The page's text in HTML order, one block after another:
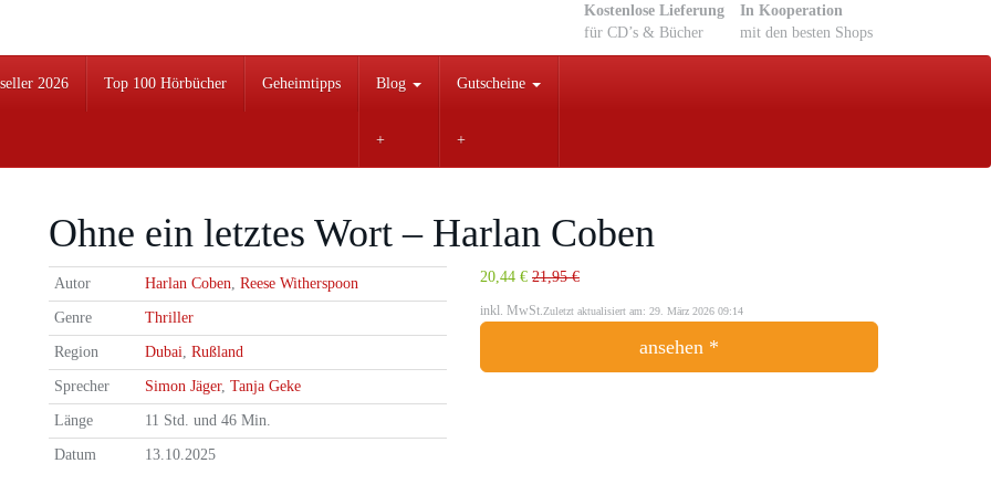
Kostenlose Lieferung
für CD’s & Bücher
In Kooperation
mit den besten Shops
2026 Top 100 Hörbücher Geheimtipps Blog Gutscheine
Ohne ein letztes Wort – Harlan Coben
20,44 € 21,95 €
inkl. MwSt.Zuletzt aktualisiert am: 29. März 2026 09:14
ansehen *
Autor Harlan Coben, Reese Witherspoon
Genre Thriller
Region Dubai, Rußland
Sprecher Simon Jäger, Tanja Geke
Länge 11 Std. und 46 Min.
Datum 13.10.2025